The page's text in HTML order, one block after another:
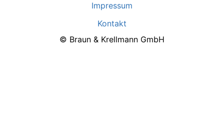
Impressum
Kontakt
© Braun & Krellmann GmbH